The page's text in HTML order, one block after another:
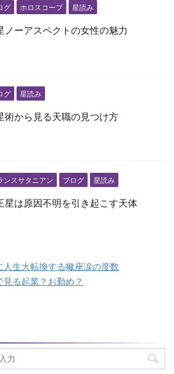
グ ホロスコープ 星読み
ノーアスペクトの女性の魅力
グ 星読み
術から見る天職の見つけ方
ンスサタニアン ブログ 星読み
星は原因不明を引き起こす天体
人生大転換する蠍座涙の度数
る起業？お勤め？